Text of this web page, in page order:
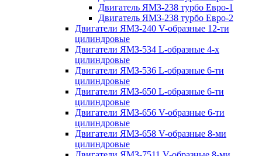
Двигатель ЯМЗ-238 турбо Евро-1
Двигатель ЯМЗ-238 турбо Евро-2
Двигатели ЯМЗ-240 V-образные 12-ти
цилиндровые
Двигатели ЯМЗ-534 L-образные 4-х
цилиндровые
Двигатели ЯМЗ-536 L-образные 6-ти
цилиндровые
Двигатели ЯМЗ-650 L-образные 6-ти
цилиндровые
Двигатели ЯМЗ-656 V-образные 6-ти
цилиндровые
Двигатели ЯМЗ-658 V-образные 8-ми
цилиндровые